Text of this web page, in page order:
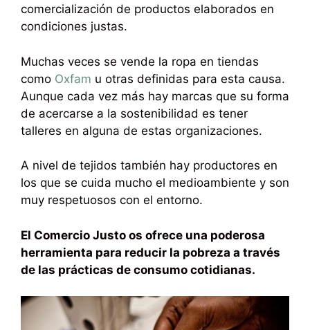
comercialización de productos elaborados en
condiciones justas.
Muchas veces se vende la ropa en tiendas
como Oxfam u otras definidas para esta causa.
Aunque cada vez más hay marcas que su forma
de acercarse a la sostenibilidad es tener
talleres en alguna de estas organizaciones.
A nivel de tejidos también hay productores en
los que se cuida mucho el medioambiente y son
muy respetuosos con el entorno.
El Comercio Justo os ofrece una poderosa
herramienta para reducir la pobreza a través
de las prácticas de consumo cotidianas.